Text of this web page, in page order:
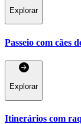
Explorar
Passeio com cães
Explorar
Itinerários com